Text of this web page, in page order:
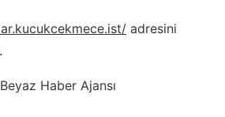
adresini
Haber Ajansı